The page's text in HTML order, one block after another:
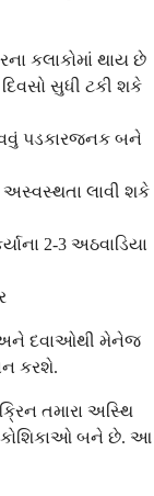
કલાકોમાં થાય છે
સુધી ટકી શકે
પડકારજનક બને
અસ્વસ્થતા લાવી શકે
2-3 અઠવાડિયા
દવાઓથી મેનેજ
કરશે.
તમારા અસ્થિ
કોશિકાઓ બને છે. આ